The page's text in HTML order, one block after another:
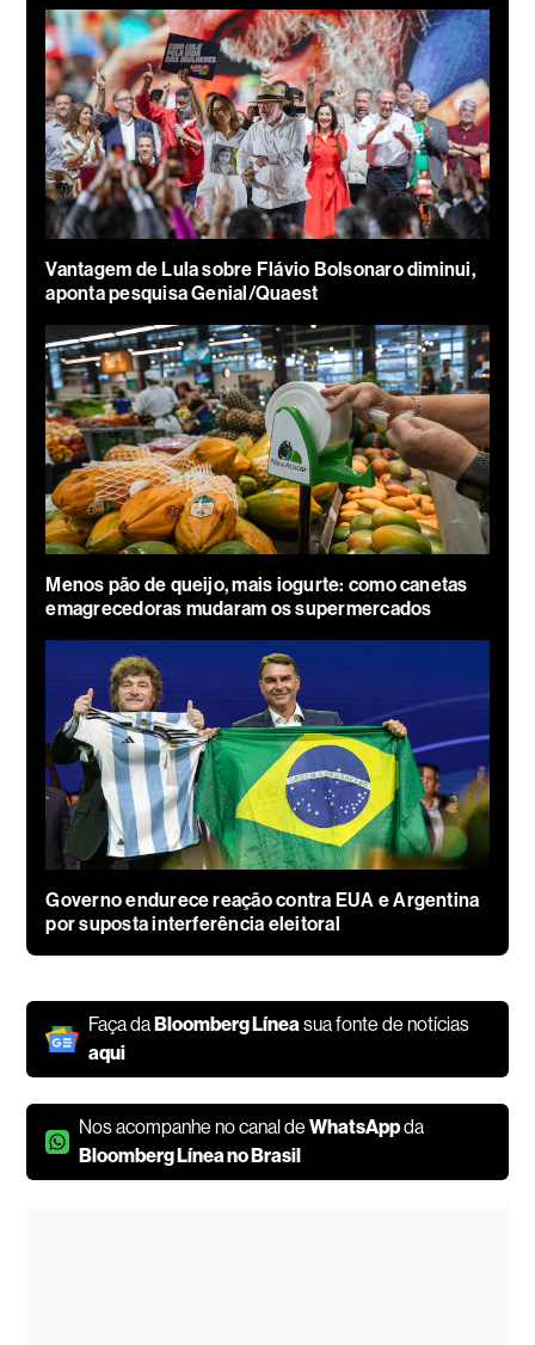
Vantagem de Lula sobre Flávio Bolsonaro diminui,
aponta pesquisa Genial/Quaest
Menos pão de queijo, mais iogurte: como canetas
emagrecedoras mudaram os supermercados
Governo endurece reação contra EUA e Argentina
por suposta interferência eleitoral
Faça daBloomberg Líneasua fonte de notícias
aqui
Nos acompanhe no canal deWhatsAppda
Bloomberg Línea no Brasil